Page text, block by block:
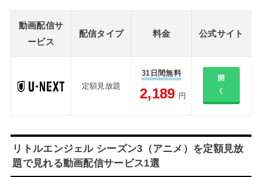
動画配信サ
ービス
配信タイプ 料金 公式サイト
定額見放題
31日間無料
2,189 円
開
く
リトルエンジェル シーズン3（アニメ）を定額見放
題で見れる動画配信サービス1選